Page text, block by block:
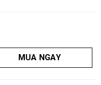
MUA NGAY